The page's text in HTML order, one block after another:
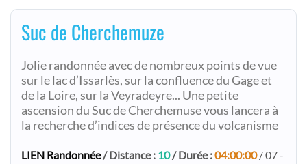
Suc de Cherchemuze
Jolie randonnée avec de nombreux points de vue
sur le lac d’Issarlès, sur la confluence du Gage et
de la Loire, sur la Veyradeyre... Une petite
ascension du Suc de Cherchemuse vous lancera à
la recherche d’indices de présence du volcanisme
LIEN Randonnée/ Distance : 10/ Durée :04:00:00/ 07 -